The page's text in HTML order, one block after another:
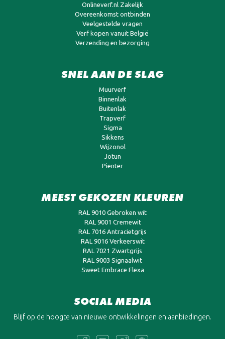
Onlineverf.nl Zakelijk
Overeenkomst ontbinden
Veelgestelde vragen
Verf kopen vanuit België
Verzending en bezorging
SNEL AAN DE SLAG
Muurverf
Binnenlak
Buitenlak
Trapverf
Sigma
Sikkens
Wijzonol
Jotun
Pienter
MEEST GEKOZEN KLEUREN
RAL 9010 Gebroken wit
RAL 9001 Cremewit
RAL 7016 Antracietgrijs
RAL 9016 Verkeerswit
RAL 7021 Zwartgrijs
RAL 9003 Signaalwit
Sweet Embrace Flexa
SOCIAL MEDIA
Blijf op de hoogte van nieuwe ontwikkelingen en aanbiedingen.